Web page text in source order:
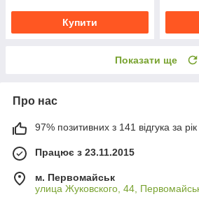
Купити
Показати ще
Про нас
97% позитивних з 141 відгука за рік
Працює з 23.11.2015
м. Первомайськ
улица Жуковского, 44,